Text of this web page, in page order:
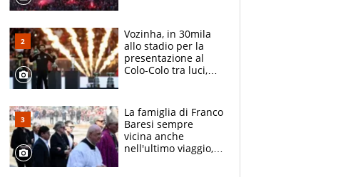
Vozinha, in 30mila
allo stadio per la
presentazione al
Colo-Colo tra luci,
La famiglia di Franco
Baresi sempre
vicina anche
nell'ultimo viaggio,